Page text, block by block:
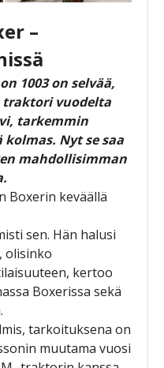
–
1003 on selvää,
vuodelta
tarkemmin
Nyt se saa
mahdollisimman
Boxerin keväällä
sen. Hän halusi
olisinko
kertoo
Boxerissa sekä
tarkoituksena on
muutama vuosi